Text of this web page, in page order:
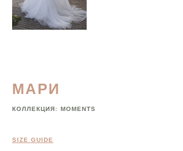
МАРИ
КОЛЛЕКЦИЯ: MOMENTS
SIZE GUIDE